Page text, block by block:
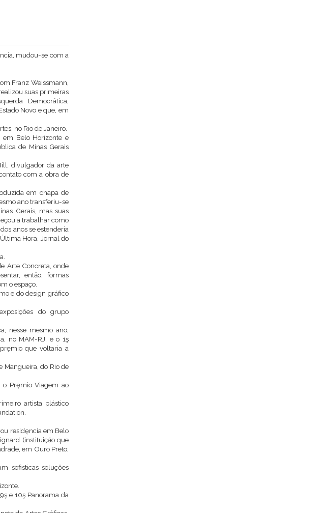
mudou-se com a
Franz Weissmann,
suas primeiras
Democrática,
Novo e que, em
no Rio de Janeiro.
em Belo Horizonte e
de Minas Gerais
divulgador da arte
com a obra de
em chapa de
ano transferiu-se
Gerais, mas suas
a trabalhar como
anos se estenderia
Hora, Jornal do
Arte Concreta, onde
entăo, formas
o espaço.
e do design gráfico
do grupo
nesse mesmo ano,
no MAM-RJ, e o 1ş
que voltaria a
Mangueira, do Rio de
o Pręmio Viagem ao
artista plástico
residęncia em Belo
(instituiçăo que
em Ouro Preto;
sofisticas soluçőes
e 10ş Panorama da